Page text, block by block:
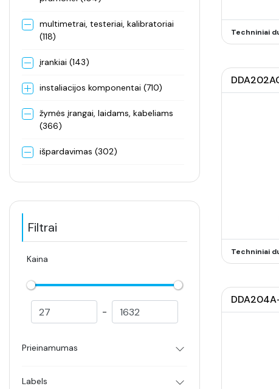
multimetrai, testeriai, kalibratoriai
(118)
įrankiai (143)
instaliacijos komponentai (710)
žymės įrangai, laidams, kabeliams
(366)
išpardavimas (302)
Filtrai
Kaina
-
Prieinamumas
Labels
Techniniai
Techniniai